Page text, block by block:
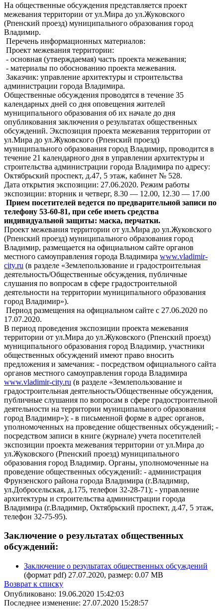
На общественные обсуждения представляется проект
межевания территории от ул.Мира до ул.Жуковского
(Рпенский проезд) муниципального образования город
Владимир.
Перечень информационных материалов:
Проект межевания территории:
- основная (утверждаемая) часть проекта межевания;
- материалы по обоснованию проекта межевания.
Заказчик: управление архитектуры и строительства
администрации города Владимира.
Общественные обсуждения проводятся в течение 35
календарных дней со дня оповещения жителей
муниципального образования об их начале до дня
опубликования заключения о результатах общественных
обсуждений. Экспозиция проекта межевания территории от
ул.Мира до ул.Жуковского (Рпенский проезд)
муниципального образования город Владимир, проводится в
течение 21 календарного дня в управлении архитектуры и
строительства администрации города Владимира по адресу:
Октябрьский проспект, д.47, 5 этаж, кабинет № 528.
Дата открытия экспозиции: 27.06.2020. Режим работы
экспозиции: вторник и четверг, 8.30 — 12.00, 12.30 — 17.00
Прием посетителей ведется по предварительной записи по
телефону 53-60-81, при себе иметь средства
индивидуальной защиты: маска, перчатки.
Проект межевания территории от ул.Мира до ул.Жуковского
(Рпенский проезд) муниципального образования город
Владимир, размещается на официальном сайте органов
местного самоуправления города Владимира www.vladimir-
city.ru (в разделе «Землепользование и градостроительная
деятельность/Общественные обсуждения, публичные
слушания по вопросам в сфере градостроительной
деятельности на территории муниципального образования
город Владимир»).
Период размещения на официальном сайте с 27.06.2020 по
17.07.2020.
В период проведения экспозиции проекта межевания
территории от ул.Мира до ул.Жуковского (Рпенский проезд)
муниципального образования город Владимир, участники
общественных обсуждений имеют право вносить
предложения и замечания: - посредством официального сайта
органов местного самоуправления города Владимира
www.vladimir-city.ru (в разделе «Землепользование и
градостроительная деятельность/Общественные обсуждения,
публичные слушания по вопросам в сфере градостроительной
деятельности на территории муниципального образования
город Владимир»); - в письменной форме в адрес органов,
уполномоченных на проведение общественных обсуждений; -
посредством записи в книге (журнале) учета посетителей
экспозиции проекта межевания территории от ул.Мира до
ул.Жуковского (Рпенский проезд) муниципального
образования город Владимир. Органы, уполномоченные на
проведение общественных обсуждений: - администрация
Фрунзенского района города Владимира (г.Владимир,
ул.Добросельская, д.175, телефон 32-28-71); - управление
архитектуры и строительства администрации города
Владимира (г.Владимир, Октябрьский проспект, д.47, 5 этаж,
телефон 32-75-95).
Заключение о результатах общественных
обсуждений:
Заключение о результатах общественных обсуждений
(формат pdf) 27.07.2020, размер: 0.07 MB
Возврат к списку
Опубликовано: 19.06.2020 15:42:03
Последнее изменение: 27.07.2020 15:28:57